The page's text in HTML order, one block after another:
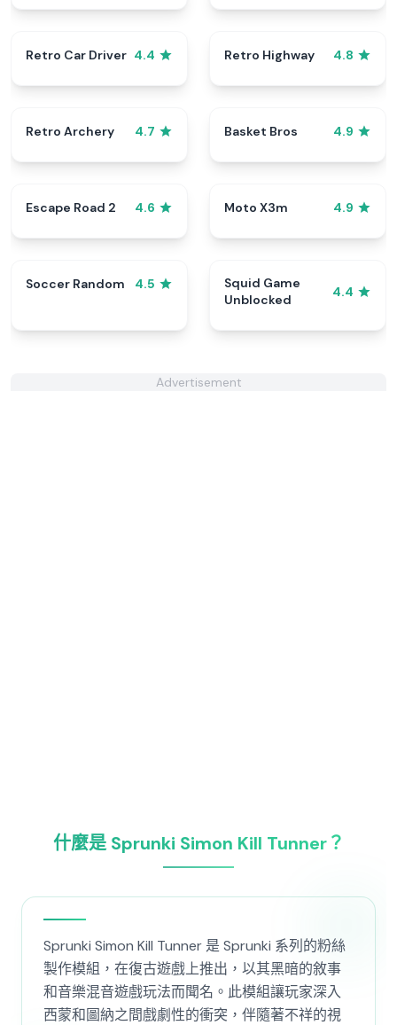
Retro Car Driver 4.4 Retro Highway 4.8
Retro Archery 4.7 Basket Bros 4.9
Escape Road 2 4.6 Moto X3m 4.9
Soccer Random 4.5
Squid Game
Unblocked
4.4
Advertisement
什麼是 Sprunki Simon Kill Tunner？
Sprunki Simon Kill Tunner 是 Sprunki 系列的粉絲
製作模組，在復古遊戲上推出，以其黑暗的敘事
和音樂混音遊戲玩法而聞名。此模組讓玩家深入
西蒙和圖納之間戲劇性的衝突，伴隨著不祥的視